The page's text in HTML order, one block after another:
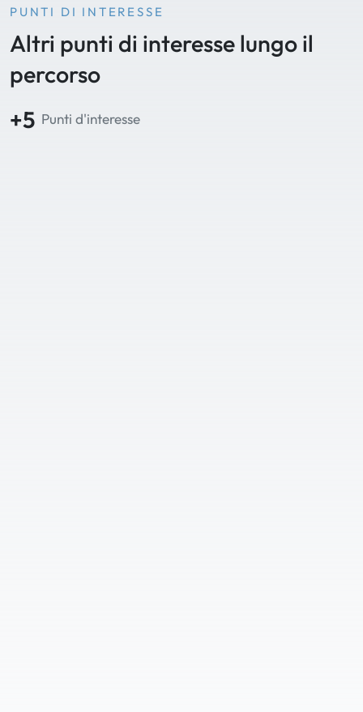
PUNTI DI INTERESSE
Altri punti di interesse lungo il
percorso
+5 Punti d'interesse